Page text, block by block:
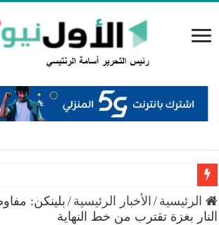
البيان الختامي لاجتماع عمّان: إطلاق منصة
الرئيسية / الأخبار الرئيسية / بلينكن:
النار بغزة تقترب من خط النهاية